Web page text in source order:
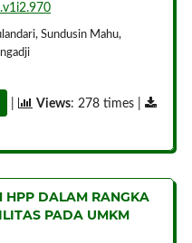
Sundusin Mahu,
Views: 278 times |
HPP DALAM RANGKA
PADA UMKM